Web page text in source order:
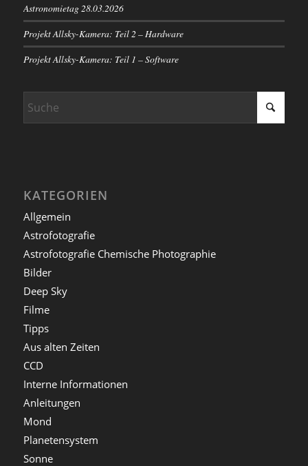
Astronomietag 28.03.2026
Projekt Allsky-Kamera: Teil 2 – Hardware
Projekt Allsky-Kamera: Teil 1 – Software
KATEGORIEN
Allgemein
Astrofotografie
Astrofotografie Chemische Photographie
Bilder
Deep Sky
Filme
Tipps
Aus alten Zeiten
CCD
Interne Informationen
Anleitungen
Mond
Planetensystem
Sonne